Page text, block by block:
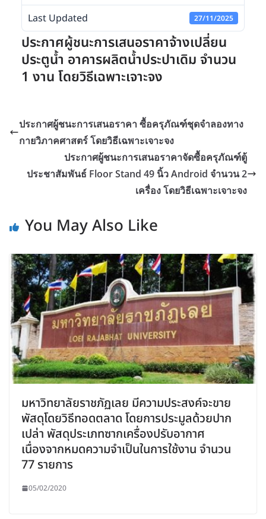
Last Updated 27/11/2025
ประกาศผู้ชนะการเสนอราคาจ้างเปลี่ยน
ประตูน้ำ อาคารผลิตน้ำประปาเดิม จำนวน
1 งาน โดยวิธีเฉพาะเจาะจง
ประกาศผู้ชนะการเสนอราคา ซื้อครุภัณฑ์ชุดจำลองทาง
กายวิภาคศาสตร์ โดยวิธีเฉพาะเจาะจง
ประกาศผู้ชนะการเสนอราคาจัดซื้อครุภัณฑ์ตู้
ประชาสัมพันธ์ Floor Stand 49 นิ้ว Android จำนวน 2
เครื่อง โดยวิธีเฉพาะเจาะจง
You May Also Like
มหาวิทยาลัยราชภัฏเลย มีความประสงค์จะขาย
พัสดุโดยวิธีทอดตลาด โดยการประมูลด้วยปาก
เปล่า พัสดุประเภทซากเครื่องปรับอากาศ
เนื่องจากหมดความจำเป็นในการใช้งาน จำนวน
77 รายการ
05/02/2020